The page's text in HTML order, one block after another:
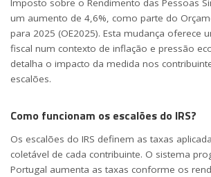
um aumento de 4,6%, como parte do
para 2025 (OE2025). Esta mudança oferece
fiscal num contexto de inflação e pressão
detalha o impacto da medida nos
escalões.
Como funcionam os escalões do IRS?
Os escalões do IRS definem as taxas
coletável de cada contribuinte. O sistema
Portugal aumenta as taxas conforme os